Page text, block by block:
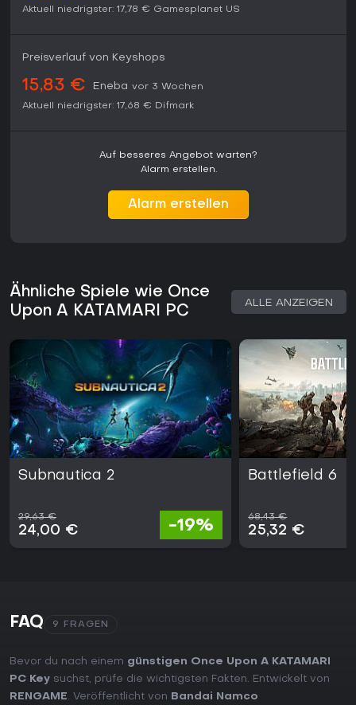
Aktuell niedrigster: 17,78 € Gamesplanet US
Preisverlauf von Keyshops
15,83 € Eneba vor 3 Wochen
Aktuell niedrigster: 17,68 € Difmark
Auf besseres Angebot warten?
Alarm erstellen.
Alarm erstellen
Ähnliche Spiele wie Once
Upon A KATAMARI PC
ALLE ANZEIGEN
Subnautica 2
29,63 €
24,00 € -19%
Battlefield 6
68,43 €
25,32 €
FAQ 9 FRAGEN
Bevor du nach einem günstigen Once Upon A KATAMARI
PC Key suchst, prüfe die wichtigsten Fakten. Entwickelt von
RENGAME. Veröffentlicht von Bandai Namco